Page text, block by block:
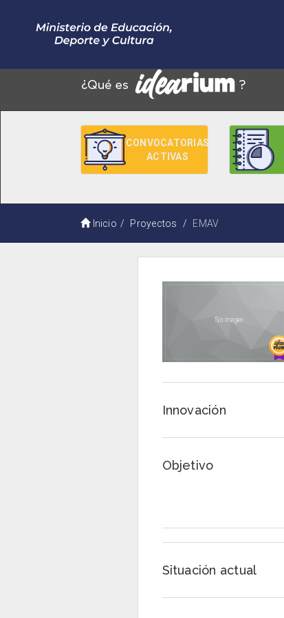
CONVOCATORIAS
ACTIVAS
Inicio Proyectos EMAV
Innovación
Objetivo
Situación actual